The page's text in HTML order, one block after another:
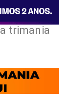
trimania